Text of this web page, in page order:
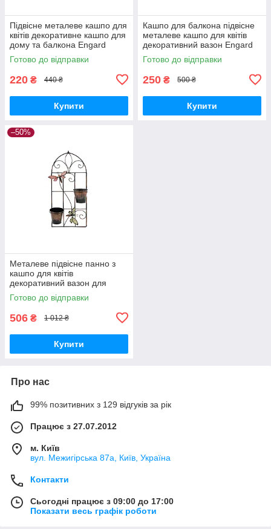
Підвісне металеве кашпо для
квітів декоративне кашпо для
дому та балкона Engard
Райська пташка (BF-21)
Готово до відправки
220 ₴ 440 ₴
Купити
Кашпо для балкона підвісне
металеве кашпо для квітів
декоративний вазон Engard
Райський метелик (BF-22)
Готово до відправки
250 ₴ 500 ₴
Купити
–50%
Металеве підвісне панно з
кашпо для квітів
декоративний вазон для
дому та балкона Engard
Райські метелики (BF-23)
Готово до відправки
506 ₴ 1 012 ₴
Купити
Про нас
99% позитивних з 129 відгуків за рік
Працює з 27.07.2012
м. Київ
вул. Межигірська 87а, Київ, Україна
Контакти
Сьогодні працює з 09:00 до 17:00
Показати весь графік роботи